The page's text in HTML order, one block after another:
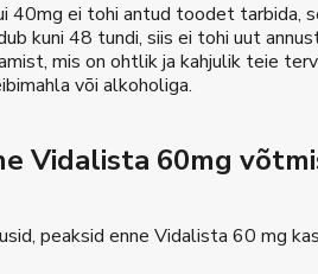
40mg ei tohi antud toodet
kuni 48 tundi, siis ei tohi uut
mis on ohtlik ja kahjulik teie
või alkoholiga.
Vidalista 60mg
peaksid enne Vidalista 60 mg